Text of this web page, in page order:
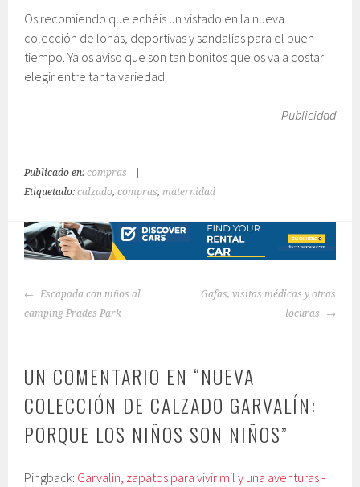
Os recomiendo que echéis un vistado en la nueva
colección de lonas, deportivas y sandalias para el buen
tiempo. Ya os aviso que son tan bonitos que os va a costar
elegir entre tanta variedad.
Publicidad
Publicado en:compras
Etiquetado:calzado,compras,maternidad
NAVEGACIÓN
DE
Escapada con niños al
camping Prades Park
Gafas, visitas médicas y otras
locuras
UN COMENTARIO EN “NUEVA
COLECCIÓN DE CALZADO GARVALÍN:
PORQUE LOS NIÑOS SON NIÑOS”
Pingback: Garvalín, zapatos para vivir mil y una aventuras -